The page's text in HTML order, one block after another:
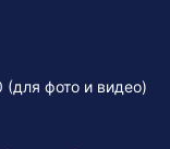
(для фото и видео)